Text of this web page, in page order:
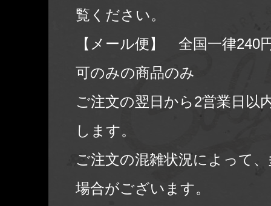
覧ください。
【メール便】 全国一律240
可のみの商品のみ
ご注文の翌日から2営業日以
します。
ご注文の混雑状況によって
場合がございます。